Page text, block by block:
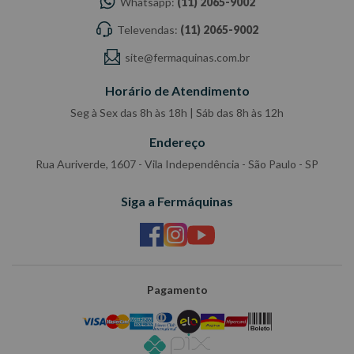
Televendas: (11) 2065-9002
site@fermaquinas.com.br
Horário de Atendimento
Seg à Sex das 8h às 18h | Sáb das 8h às 12h
Endereço
Rua Auriverde, 1607 - Vila Independência - São Paulo - SP
Siga a Fermáquinas
Pagamento